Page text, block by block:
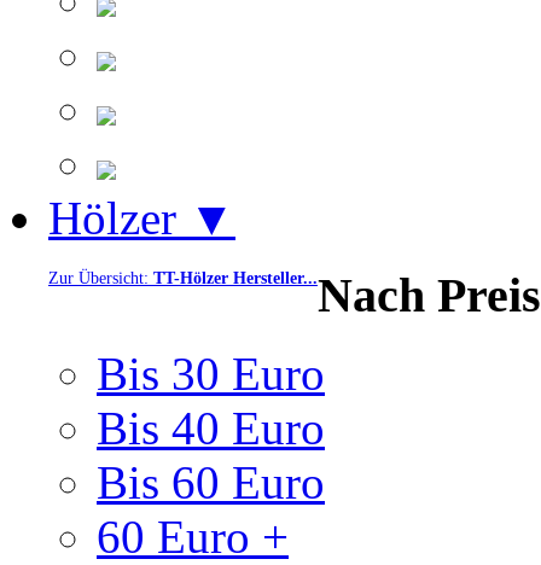
Hölzer ▼
Zur Übersicht: TT-Hölzer Hersteller...Nach Preis
Bis 30 Euro
Bis 40 Euro
Bis 60 Euro
60 Euro +